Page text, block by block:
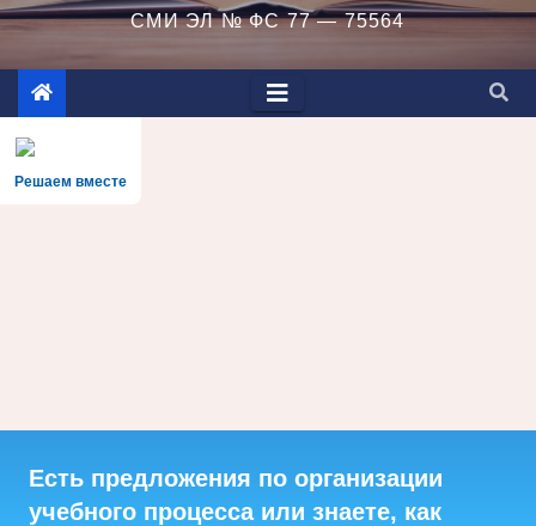
СМИ ЭЛ № ФС 77 — 75564
Решаем вместе
Есть предложения по организации
учебного процесса или знаете, как